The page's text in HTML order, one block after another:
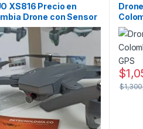
XS816 Precio en
Drone con Sensor
GPS
$
$